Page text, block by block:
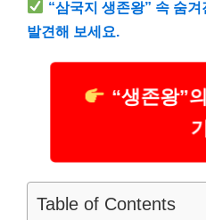
“삼국지 생존왕” 속 숨
발견해 보세요.
“생존왕”
Table of Contents